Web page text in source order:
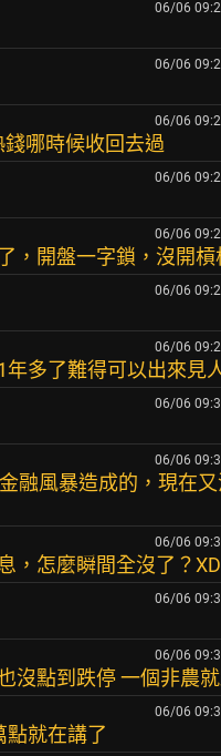
06/06
06/06
06/06
錢哪時候收回去過
06/06
06/06
，開盤一字鎖，沒開
06/06
06/06
年多了難得可以出來見
06/06
06/06
融風暴造成的，現在
06/06
，怎麼瞬間全沒了？
06/06
06/06
沒點到跌停 一個非農
06/06
點就在講了